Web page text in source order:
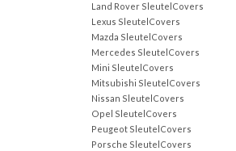
Land Rover SleutelCovers
Lexus SleutelCovers
Mazda SleutelCovers
Mercedes SleutelCovers
Mini SleutelCovers
Mitsubishi SleutelCovers
Nissan SleutelCovers
Opel SleutelCovers
Peugeot SleutelCovers
Porsche SleutelCovers